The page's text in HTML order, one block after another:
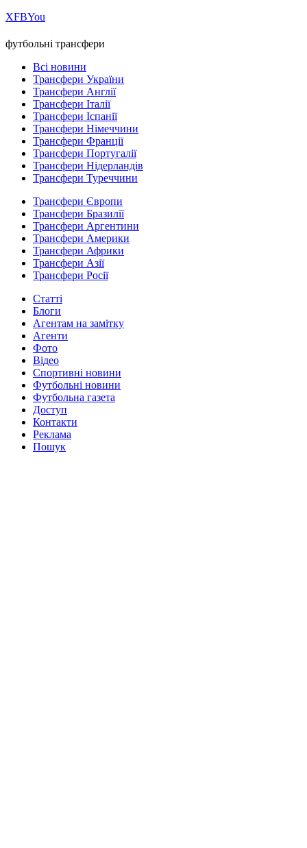
ХFBYou
футбольні трансфери
Всі новини
Трансфери України
Трансфери Англії
Трансфери Італії
Трансфери Іспанії
Трансфери Німеччини
Трансфери Франції
Трансфери Португалії
Трансфери Нідерландів
Трансфери Туреччини
Трансфери Європи
Трансфери Бразилії
Трансфери Аргентини
Трансфери Америки
Трансфери Африки
Трансфери Азії
Трансфери Росії
Статті
Блоги
Агентам на замітку
Агенти
Фото
Відео
Спортивні новини
Футбольні новини
Футбольна газета
Доступ
Контакти
Реклама
Пошук